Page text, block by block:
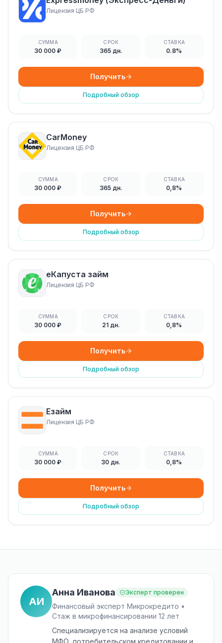
Лицензия ЦБ РФ
СУММА
30 000 ₽
СРОК
365 дн.
СТАВКА
0.8%
Получить
Подробный обзор
CarMoney
Лицензия ЦБ РФ
СУММА
30 000 ₽
СРОК
365 дн.
СТАВКА
0,8%
Получить
Подробный обзор
еКапуста займ
Лицензия ЦБ РФ
СУММА
30 000 ₽
СРОК
21 дн.
СТАВКА
0,8%
Получить
Подробный обзор
Езайм
Лицензия ЦБ РФ
СУММА
30 000 ₽
СРОК
30 дн.
СТАВКА
0,8%
Получить
Подробный обзор
АИ
Анна Иванова Эксперт проверен
Финансовый эксперт Микрокредито •
Стаж в микрофинансировании 12 лет
Специализируется на анализе условий
МФО, потребительском кредитовании и